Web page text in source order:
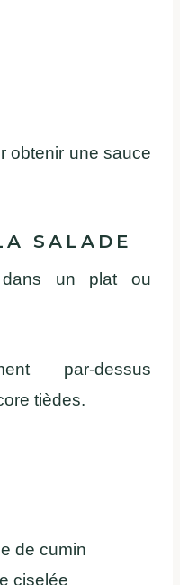
obtenir une sauce
SALADE
dans un plat ou
par-dessus
tièdes.
de cumin
ciselée